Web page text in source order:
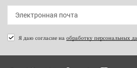
Я даю согласие на обработку персональных